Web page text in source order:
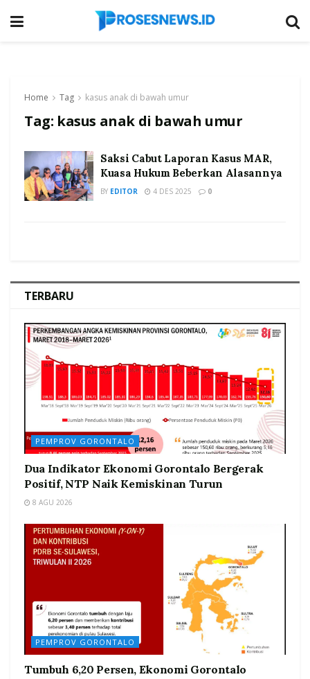
Home Tag kasus anak di bawah umur
Tag: kasus anak di bawah umur
Saksi Cabut Laporan Kasus MAR,
Kuasa Hukum Beberkan Alasannya
BY EDITOR 4 DES 2025 0
TERBARU
PEMPROV GORONTALO
Dua Indikator Ekonomi Gorontalo Bergerak
Positif, NTP Naik Kemiskinan Turun
8 AGU 2026
PEMPROV GORONTALO
Tumbuh 6,20 Persen, Ekonomi Gorontalo